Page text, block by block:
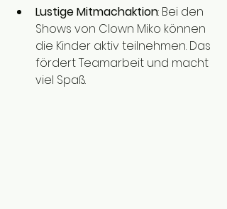
Lustige Mitmachaktion: Bei den
Shows von Clown Miko können
die Kinder aktiv teilnehmen. Das
fördert Teamarbeit und macht
viel Spaß.